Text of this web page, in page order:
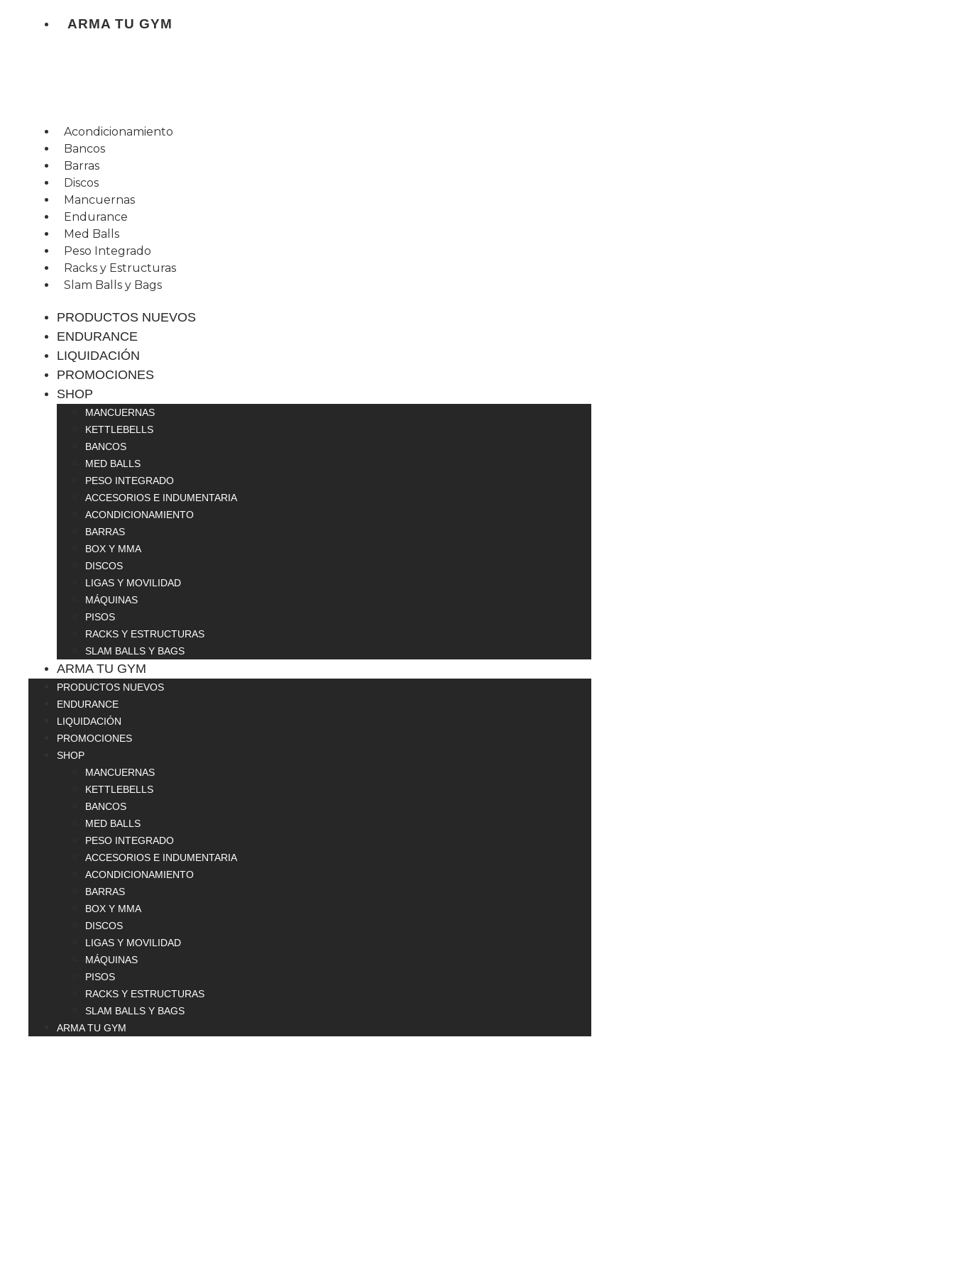
ARMA TU GYM
Acondicionamiento
Bancos
Barras
Discos
Mancuernas
Endurance
Med Balls
Peso Integrado
Racks y Estructuras
Slam Balls y Bags
PRODUCTOS NUEVOS
ENDURANCE
LIQUIDACIÓN
PROMOCIONES
SHOP
MANCUERNAS
KETTLEBELLS
BANCOS
MED BALLS
PESO INTEGRADO
ACCESORIOS E INDUMENTARIA
ACONDICIONAMIENTO
BARRAS
BOX Y MMA
DISCOS
LIGAS Y MOVILIDAD
MÁQUINAS
PISOS
RACKS Y ESTRUCTURAS
SLAM BALLS Y BAGS
ARMA TU GYM
PRODUCTOS NUEVOS
ENDURANCE
LIQUIDACIÓN
PROMOCIONES
SHOP
MANCUERNAS
KETTLEBELLS
BANCOS
MED BALLS
PESO INTEGRADO
ACCESORIOS E INDUMENTARIA
ACONDICIONAMIENTO
BARRAS
BOX Y MMA
DISCOS
LIGAS Y MOVILIDAD
MÁQUINAS
PISOS
RACKS Y ESTRUCTURAS
SLAM BALLS Y BAGS
ARMA TU GYM